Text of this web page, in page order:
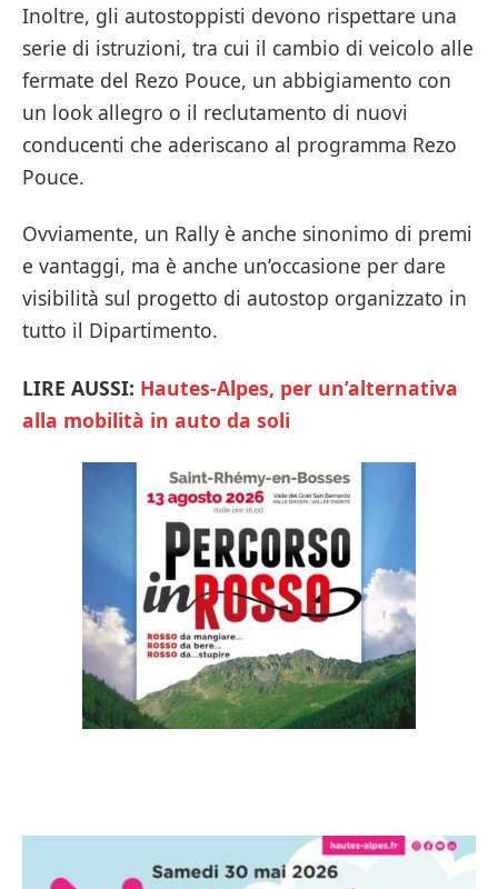
Inoltre, gli autostoppisti devono rispettare una
serie di istruzioni, tra cui il cambio di veicolo alle
fermate del Rezo Pouce, un abbigiamento con
un look allegro o il reclutamento di nuovi
conducenti che aderiscano al programma Rezo
Pouce.
Ovviamente, un Rally è anche sinonimo di premi
e vantaggi, ma è anche un’occasione per dare
visibilità sul progetto di autostop organizzato in
tutto il Dipartimento.
LIRE AUSSI: Hautes-Alpes, per un’alternativa
alla mobilità in auto da soli